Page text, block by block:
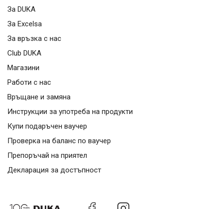
За DUKA
За Excelsa
За връзка с нас
Club DUKA
Магазини
Работи с нас
Връщане и замяна
Инструкции за употреба на продукти
Купи подаръчен ваучер
Проверка на баланс по ваучер
Препоръчай на приятел
Декларация за достъпност